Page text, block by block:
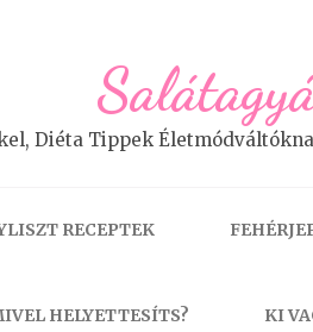
Diéta Tippek
RECEPTEK
HELYETTESÍTS? KI